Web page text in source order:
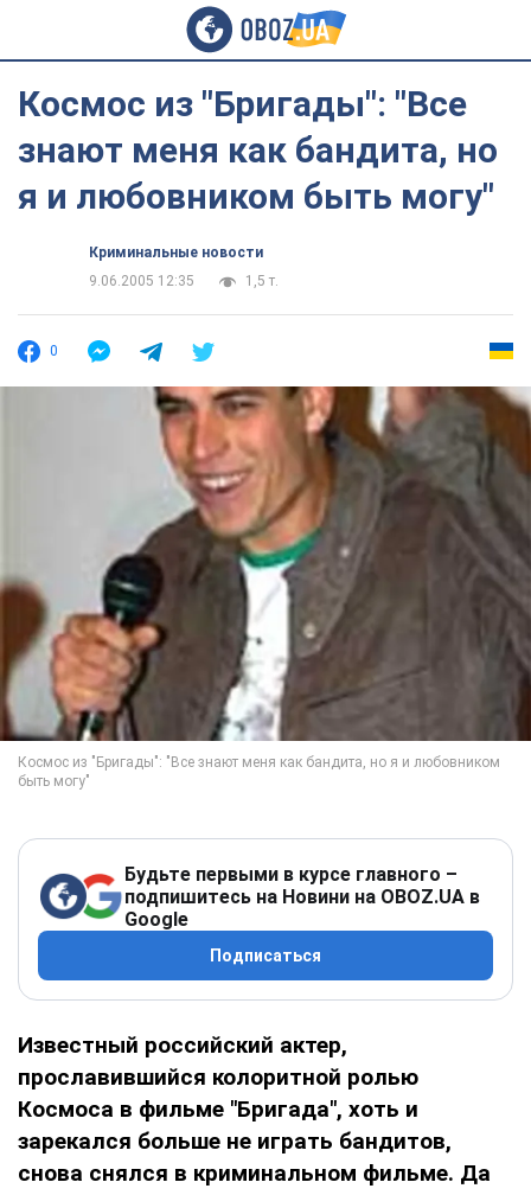
Космос из "Бригады": "Все
знают меня как бандита, но
я и любовником быть могу"
Криминальные новости
9.06.2005 12:35
1,5 т.
0
Будьте первыми в курсе главного –
подпишитесь на Новини на OBOZ.UA в
Google
Подписаться
Известный российский актер,
прославившийся колоритной ролью
Космоса в фильме "Бригада", хоть и
зарекался больше не играть бандитов,
снова снялся в криминальном фильме. Да